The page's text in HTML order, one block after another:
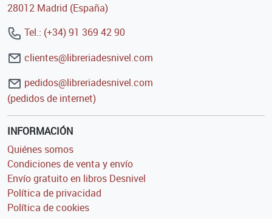
28012 Madrid (España)
Tel.: (+34) 91 369 42 90
clientes@libreriadesnivel.com
pedidos@libreriadesnivel.com
(pedidos de internet)
INFORMACIÓN
Quiénes somos
Condiciones de venta y envío
Envío gratuito en libros Desnivel
Política de privacidad
Política de cookies